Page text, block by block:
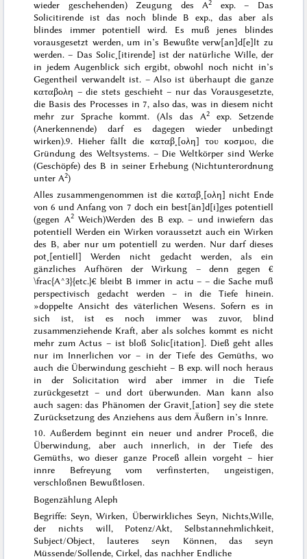
wieder geschehenden) Zeugung des A2 exp. – Das
Solicitirende ist das noch
blinde B exp., das aberals
blindes
immer potentiell wird. Es muß jenes blindes
vorausgesetzt werden, um in’s Bewußte verw[an]d[e]lt zu
werden. – Das Solic˖[itirende] ist der natürliche Wille, der
in jedem Augenblick sich ergibt, obwohl noch nicht in’s
Gegentheil verwandelt ist. – Also ist überhaupt die ganze
καταβολη – die stets geschieht – nur das Vorausgesetzte,
die Basis des Processes in 7, also das, was in diesem nicht
mehr zur Sprache kommt. (Als das A2exp. Setzende
(Anerkennende) darf es dagegen wieder unbedingt
wirken).9. Hieher fällt die καταβ˖[ολη] του κοσμου, die
Gründung des Weltsystems. – Die Weltkörper sind Werke
(Geschöpfe) des B in seiner Erhebung (Nichtunterordnung
unter A2)
Alles zusammengenommen ist die καταβ˖[ολη] nicht Ende
von 6 und Anfang von 7 doch ein best[än]d[i]ges potentiell
(gegen A2 Weich)Werden des B exp. – und inwiefern das
potentiell Werden ein Wirken voraussetzt auch ein Wirken
des B, aber nur um potentiell zu werden. Nur darf dieses
pot˖[entiell] Werden nicht gedacht werden, als ein
gänzlichesAufhören derWirkung – denn gegen €
\frac{A^3}{etc.}€ bleibt B immer in actu – – die Sache muß
perspectivisch gedacht werden – in die Tiefe hinein.
»doppelte Ansicht des väterlichen Wesens. Sofern es in
sich ist, ist es noch immer was zuvor, blind
zusammenziehende Kraft, aber als solches kommt es nicht
mehr zum Actus – ist bloß Solic[itation]. Dieß geht alles
nur im Innerlichen vor – in der Tiefe des Gemüths, wo
auch die Überwindung geschieht – B exp.will noch heraus
in der Solicitation wird aber immer in die Tiefe
zurückgesetzt – und dort überwunden. Man kann also
auch sagen: das Phänomen der Gravit˖[ation] sey die stete
Zurücksetzung des Anziehens aus dem Äußern in’s Innre.
10. Außerdem beginnt ein neuer und andrer Proceß, die
Überwindung, aber auch innerlich, in der Tiefe des
Gemüths, wo dieser ganze Proceß allein vorgeht – hier
innre Befreyung vom verfinsterten, ungeistigen,
verschloßnen Bewußtlosen.
Bogenzählung Aleph
Begriffe: Seyn, Wirken, Überwirkliches Seyn, Nichts,Wille,
der nichts will, Potenz/Akt, Selbstannehmlichkeit,
Subject/Object, lauteres seyn Können, das seyn
Müssende/Sollende, Cirkel, das nachher Endliche